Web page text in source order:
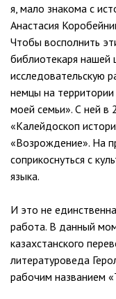
я, мало знакома с
Анастасия
Чтобы восполнить
библиотекаря нашей
исследовательскую
немцы на
моей семьи». С ней в
«Калейдоскоп
«Возрождение». На
соприкоснуться с
языка.
И это не
работа. В данный
казахстанского
литературоведа
рабочим названием